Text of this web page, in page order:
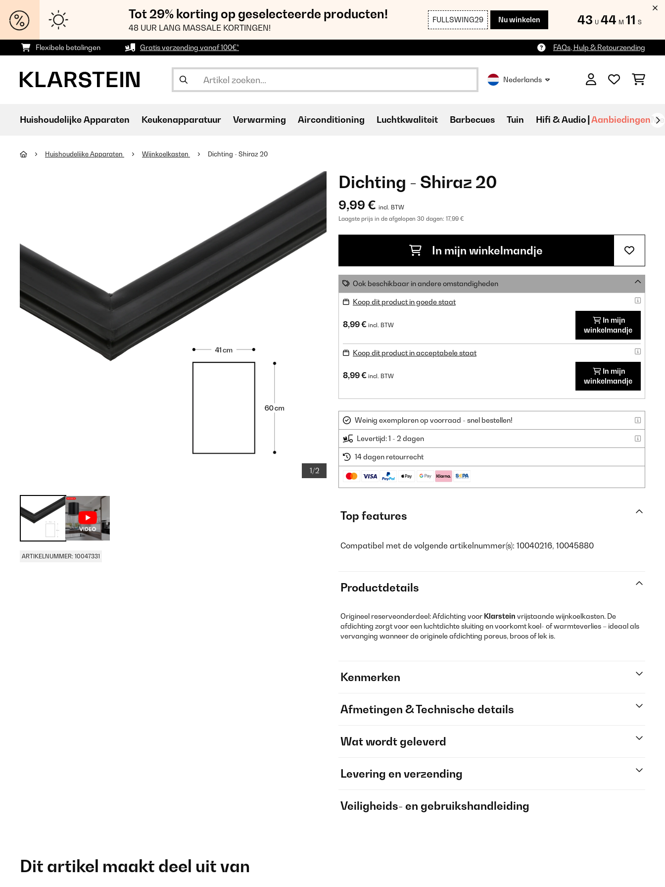
Tot 29% korting op geselecteerde producten!
48 UUR LANG MASSALE KORTINGEN!
FULLSWING29 Nu winkelen 43 U 44 M 09 S
Flexibele betalingen Gratis verzending vanaf 100€* FAQs, Hulp & Retourzending
Nederlands
Huishoudelijke Apparaten Keukenapparatuur Verwarming Airconditioning Luchtkwaliteit Barbecues Tuin Hifi & Audio Aanbiedingen
Huishoudelijke Apparaten Wijnkoelkasten Dichting - Shiraz 20
1/2
ARTIKELNUMMER: 10047331
Dichting - Shiraz 20
9,99 € incl. BTW
Laagste prijs in de afgelopen 30 dagen: 17,99 €
In mijn winkelmandje
Ook beschikbaar in andere omstandigheden
Koop dit product in goede staat
8,99 € incl. BTW
In mijn
winkelmandje
Koop dit product in acceptabele staat
8,99 € incl. BTW
In mijn
winkelmandje
Weinig exemplaren op voorraad - snel bestellen!
Levertijd: 1 - 2 dagen
14 dagen retourrecht
Top features
Compatibel met de volgende artikelnummer(s): 10040216, 10045880
Productdetails
Origineel reserveonderdeel: Afdichting voor Klarstein vrijstaande wijnkoelkasten. De
afdichting zorgt voor een luchtdichte sluiting en voorkomt koel- of warmteverlies – ideaal als
vervanging wanneer de originele afdichting poreus, broos of lek is.
Kenmerken
Afmetingen & Technische details
Wat wordt geleverd
Levering en verzending
Veiligheids- en gebruikshandleiding
Dit artikel maakt deel uit van